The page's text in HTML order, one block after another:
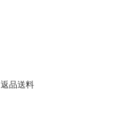
返品送料